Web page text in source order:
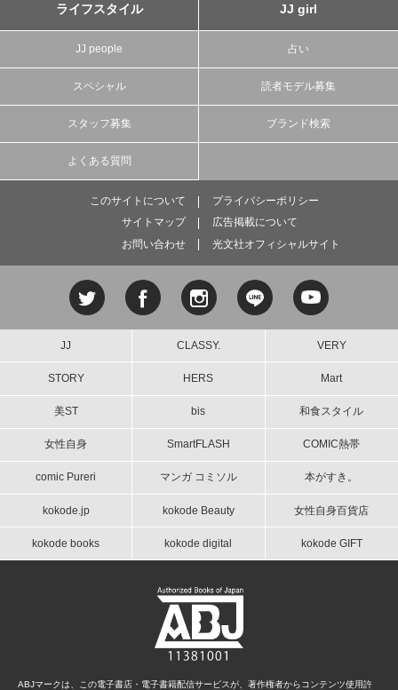
ライフスタイル JJ girl
JJ people 占い
スペシャル 読者モデル募集
スタッフ募集 ブランド検索
よくある質問
このサイトについて
プライバシーポリシー
サイトマップ
広告掲載について
お問い合わせ
光文社オフィシャルサイト
JJ CLASSY. VERY
STORY HERS Mart
美ST bis 和食スタイル
女性自身 SmartFLASH COMIC熱帯
comic Pureri マンガ コミソル 本がすき。
kokode.jp kokode Beauty 女性自身百貨店
kokode books kokode digital kokode GIFT
ABJマークは、この電子書店・電子書籍配信サービスが、著作権者からコンテンツ使用許